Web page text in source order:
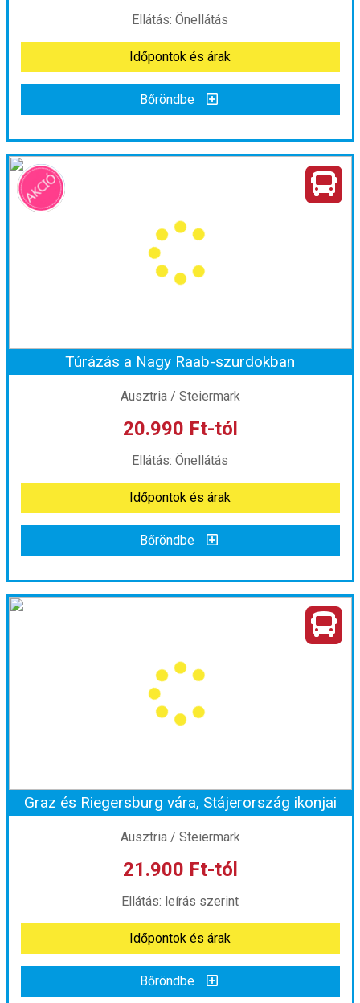
Ellátás: Önellátás
Időpontok és árak
Bőröndbe
Kirándulás a Medve-szurdokban
Város:Mixnitz
Utazás módja:Busszal
Ellátás:
Szálláskategória:Program szerint
Szállás nélkül
Időpont: 2026-08-29 | 1 nap
már 21.990 Ft-tól
Időpontok és árak
Bőröndbe
Túrázás a Nagy Raab-szurdokban
Ausztria / Steiermark
20.990 Ft-tól
Ellátás: Önellátás
Időpontok és árak
Bőröndbe
Túrázás a Nagy Raab-szurdokban
Város:Wies
Utazás módja:Busszal
Ellátás:
Szálláskategória:Program szerint
Szállás nélkül
Időpont: 2026-09-05 | 1 nap
már 20.990 Ft-tól
Időpontok és árak
Bőröndbe
Graz és Riegersburg vára, Stájerország ikonjai
Ausztria / Steiermark
21.900 Ft-tól
Ellátás: leírás szerint
Időpontok és árak
Bőröndbe